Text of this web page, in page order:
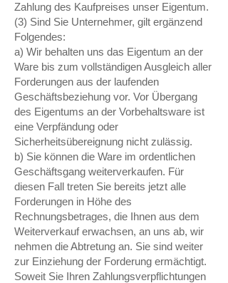
Zahlung des Kaufpreises unser Eigentum.
(3) Sind Sie Unternehmer, gilt ergänzend
Folgendes:
a) Wir behalten uns das Eigentum an der
Ware bis zum vollständigen Ausgleich aller
Forderungen aus der laufenden
Geschäftsbeziehung vor. Vor Übergang
des Eigentums an der Vorbehaltsware ist
eine Verpfändung oder
Sicherheitsübereignung nicht zulässig.
b) Sie können die Ware im ordentlichen
Geschäftsgang weiterverkaufen. Für
diesen Fall treten Sie bereits jetzt alle
Forderungen in Höhe des
Rechnungsbetrages, die Ihnen aus dem
Weiterverkauf erwachsen, an uns ab, wir
nehmen die Abtretung an. Sie sind weiter
zur Einziehung der Forderung ermächtigt.
Soweit Sie Ihren Zahlungsverpflichtungen